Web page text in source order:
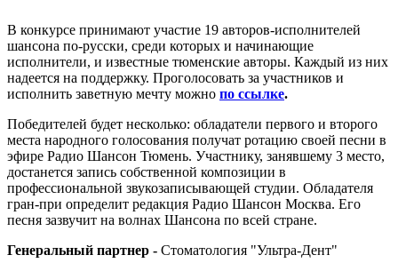
В конкурсе принимают участие 19 авторов-исполнителей
шансона по-русски, среди которых и начинающие
исполнители, и известные тюменские авторы. Каждый из них
надеется на поддержку. Проголосовать за участников и
исполнить заветную мечту можно по ссылке.
Победителей будет несколько: обладатели первого и второго
места народного голосования получат ротацию своей песни в
эфире Радио Шансон Тюмень. Участнику, занявшему 3 место,
достанется запись собственной композиции в
профессиональной звукозаписывающей студии. Обладателя
гран-при определит редакция Радио Шансон Москва. Его
песня зазвучит на волнах Шансона по всей стране.
Генеральный партнер - Стоматология "Ультра-Дент"